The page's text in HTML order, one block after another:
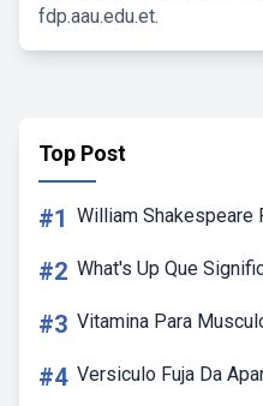
fdp.aau.edu.et.
Top Post
#1 William Shakespeare
#2 What's Up Que
#3 Vitamina Para
#4 Versiculo Fuja Da